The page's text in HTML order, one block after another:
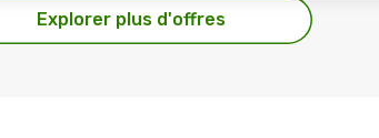
Explorer plus d'offres